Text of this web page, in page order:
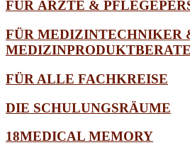
FÜR ÄRZTE &
FÜR MEDIZINTECHNIKER
FÜR ALLE FACHKREISE
DIE SCHULUNGSRÄUME
18MEDICAL MEMORY